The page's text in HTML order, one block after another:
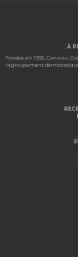
À
Fondée en 1938, Convivio,
regroupement